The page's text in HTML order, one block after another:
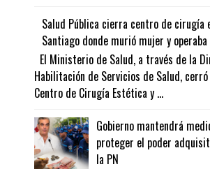
Salud Pública cierra centro de cirugía
Santiago donde murió mujer y
El Ministerio de Salud, a través de la
Habilitación de Servicios de Salud,
Centro de Cirugía Estética y ...
Gobierno mantendrá
proteger el poder
la PN